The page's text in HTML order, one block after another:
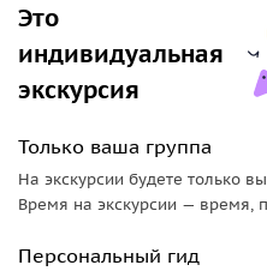
Важная инфомарция:
• Одеваемся по погоде.
настроение.
банковской картой.
Это
индивидуальная
экскурсия
Только ваша группа
На экскурсии будете только
Время на экскурсии — время,
Персональный гид